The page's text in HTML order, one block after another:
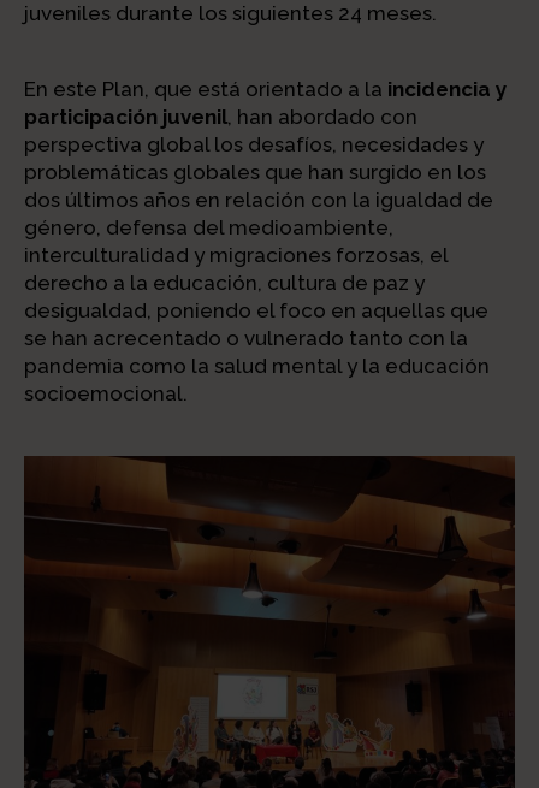
juveniles durante los siguientes 24 meses.
En este Plan, que está orientado a la incidencia y
participación juvenil, han abordado con
perspectiva global los desafíos, necesidades y
problemáticas globales que han surgido en los
dos últimos años en relación con la igualdad de
género, defensa del medioambiente,
interculturalidad y migraciones forzosas, el
derecho a la educación, cultura de paz y
desigualdad, poniendo el foco en aquellas que
se han acrecentado o vulnerado tanto con la
pandemia como la salud mental y la educación
socioemocional.